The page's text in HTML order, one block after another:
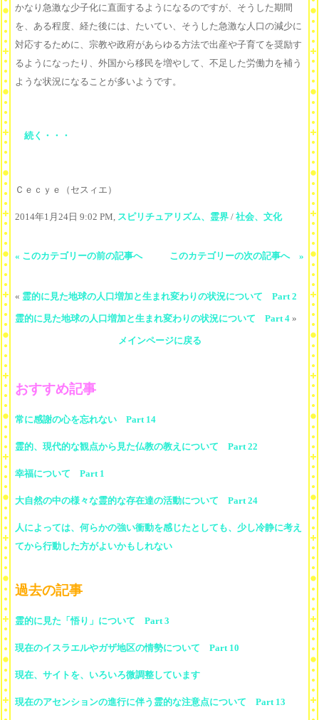
かなり急激な少子化に直面するようになるのですが、そうした期間
を、ある程度、経た後には、たいてい、そうした急激な人口の減少に
対応するために、宗教や政府があらゆる方法で出産や子育てを奨励す
るようになったり、外国から移民を増やして、不足した労働力を補う
ような状況になることが多いようです。
続く・・・
Ｃｅｃｙｅ（セスィエ）
2014年1月24日 9:02 PM, スピリチュアリズム、霊界 / 社会、文化
« このカテゴリーの前の記事へ このカテゴリーの次の記事へ »
« 霊的に見た地球の人口増加と生まれ変わりの状況について Part 2
霊的に見た地球の人口増加と生まれ変わりの状況について Part 4 »
メインページに戻る
おすすめ記事
常に感謝の心を忘れない Part 14
霊的、現代的な観点から見た仏教の教えについて Part 22
幸福について Part 1
大自然の中の様々な霊的な存在達の活動について Part 24
人によっては、何らかの強い衝動を感じたとしても、少し冷静に考え
てから行動した方がよいかもしれない
過去の記事
霊的に見た「悟り」について Part 3
現在のイスラエルやガザ地区の情勢について Part 10
現在、サイトを、いろいろ微調整しています
現在のアセンションの進行に伴う霊的な注意点について Part 13